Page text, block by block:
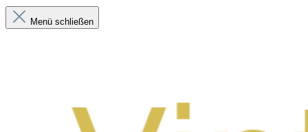
Menü schließen